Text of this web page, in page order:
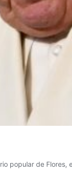
popular de